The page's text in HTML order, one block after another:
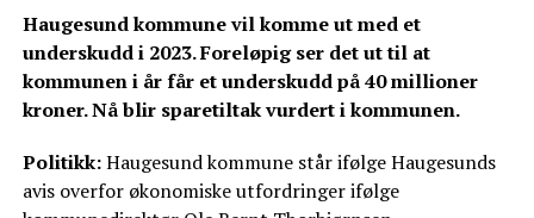
Haugesund kommune vil komme ut med et
underskudd i 2023. Foreløpig ser det ut til at
kommunen i år får et underskudd på 40 millioner
kroner. Nå blir sparetiltak vurdert i kommunen.
Politikk:Haugesund kommune står ifølge Haugesunds
avis overfor økonomiske utfordringer ifølge